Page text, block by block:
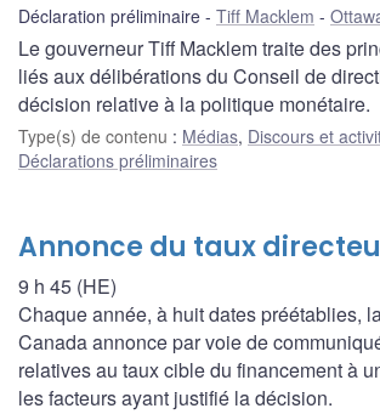
Déclaration préliminaire Tiff Macklem
Le gouverneur Tiff Macklem traite des
liés aux délibérations du Conseil de
décision relative à la politique monétaire.
Type(s) de contenu : Médias, Discours et
Déclarations préliminaires
Annonce du taux
9 h 45 (HE)
Chaque année, à huit dates préétablies,
Canada annonce par voie de
relatives au taux cible du financement à
les facteurs ayant justifié la décision.